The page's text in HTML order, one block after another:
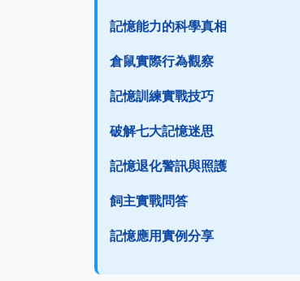
記憶能力的科學真相
倉鼠實際行為觀察
記憶訓練實戰技巧
破解七大記憶迷思
記憶退化警訊與照護
飼主實戰問答
記憶應用實例分享